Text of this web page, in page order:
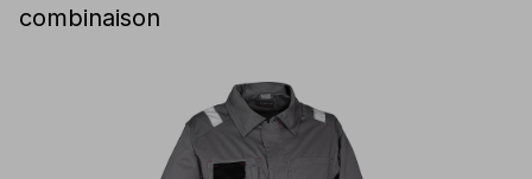
combinaison